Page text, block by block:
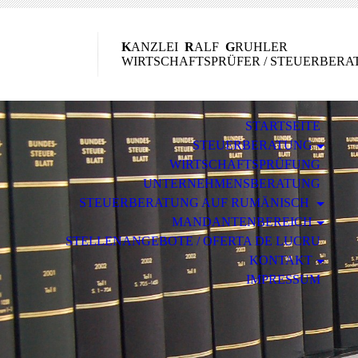
KANZLEI RALF GRUHLER
WIRTSCHAFTSPRÜFER /
STARTSEITE
STEUERBERATUNG
WIRTSCHAFTSPRÜFUNG
UNTERNEHMENSBERATUNG
STEUERBERATUNG AUF RUMÄNISCH
MANDANTENBEREICH
STELLENANGEBOTE / OFERTA DE LUCRU
KONTAKT
IMPRESSUM